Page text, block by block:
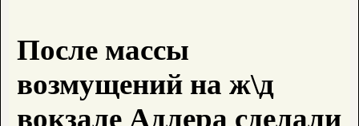
После массы
возмущений на ж\д
вокзале Адлера сделали